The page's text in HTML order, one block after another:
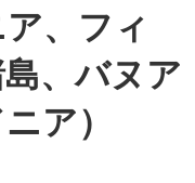
、フィ
、バヌア
ア）